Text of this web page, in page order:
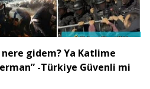
nere gidem? Ya Katlime
-Türkiye Güvenli mi